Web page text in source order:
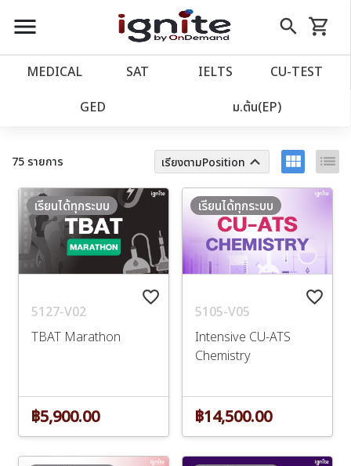
close
account_balance หน้าแรก
เว็บไซต์อิกไนท์
import_contacts วางแผนการเรียน
account_circle เข้าสู่ระบบ
menu search
Skip
to
shopping_cart
รถเข็น
MEDICAL SAT IELTS CU‑TEST
GED ม.ต้น(EP)
ตัวกรอง
75 รายการ เรียงตามPosition keyboard_arrow_up view_module list
favorite_border
5127-V02
TBAT Marathon
เรียนได้ทุกระบบ
฿5,900.00
favorite_border
5105-V05
Intensive CU-ATS
Chemistry
เรียนได้ทุกระบบ
฿14,500.00